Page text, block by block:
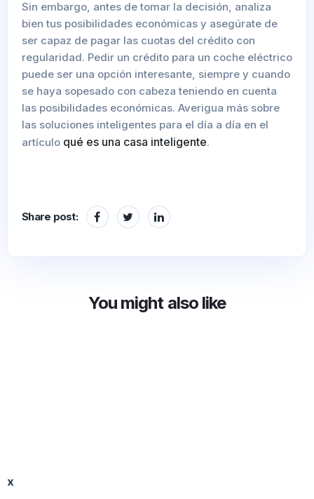
Sin embargo, antes de tomar la decisión, analiza
bien tus posibilidades económicas y asegúrate de
ser capaz de pagar las cuotas del crédito con
regularidad. Pedir un crédito para un coche eléctrico
puede ser una opción interesante, siempre y cuando
se haya sopesado con cabeza teniendo en cuenta
las posibilidades económicas. Averigua más sobre
las soluciones inteligentes para el día a día en el
artículo qué es una casa inteligente.
Share post:
You might also like
x